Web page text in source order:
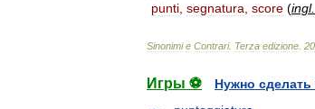
punti segnatura score (ingl.
Sinonimi e Contrari. Terza edizione
Игры ⚽
Нужно